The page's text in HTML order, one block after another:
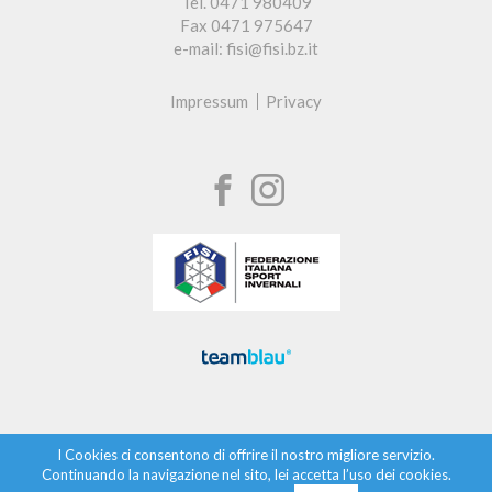
Fax 0471 975647
e-mail: fisi@fisi.bz.it
Impressum Privacy
I Cookies ci consentono di offrire il nostro migliore servizio.
Continuando la navigazione nel sito, lei accetta l’uso dei cookies.